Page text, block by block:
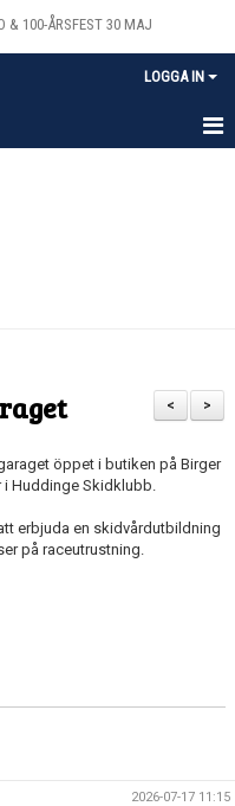
& 100-ÅRSFEST 30 MAJ
LOGGA IN
>
<
öppet i butiken på Birger
i Huddinge Skidklubb.
erbjuda en skidvårdutbildning
på raceutrustning.
2026-07-17 11:15